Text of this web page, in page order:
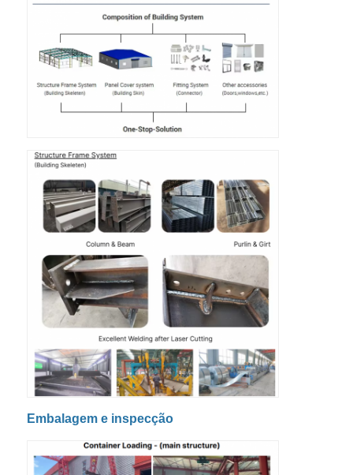
Embalagem e inspecção